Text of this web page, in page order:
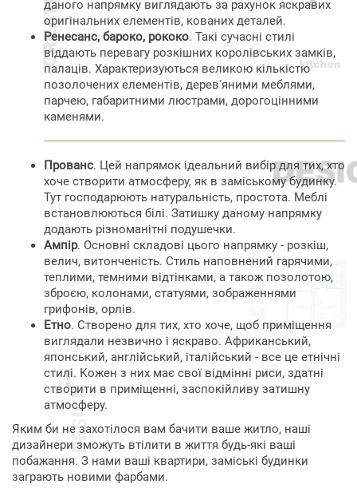
даного напрямку виглядають за рахунок яскравих
оригінальних елементів, кованих деталей.
Ренесанс, бароко, рококо. Такі сучасні стилі
віддають перевагу розкішних королівських замків,
палаців. Характеризуються великою кількістю
позолочених елементів, дерев'яними меблями,
парчею, габаритними люстрами, дорогоцінними
каменями.
Прованс. Цей напрямок ідеальний вибір для тих, хто
хоче створити атмосферу, як в заміському будинку.
Тут господарюють натуральність, простота. Меблі
встановлюються білі. Затишку даному напрямку
додають різноманітні подушечки.
Ампір. Основні складові цього напрямку - розкіш,
велич, витонченість. Стиль наповнений гарячими,
теплими, темними відтінками, а також позолотою,
зброєю, колонами, статуями, зображеннями
грифонів, орлів.
Етно. Створено для тих, хто хоче, щоб приміщення
виглядали незвично і яскраво. Африканський,
японський, англійський, італійський - все це етнічні
стилі. Кожен з них має свої відмінні риси, здатні
створити в приміщенні, заспокійливу затишну
атмосферу.
Яким би не захотілося вам бачити ваше житло, наші
дизайнери зможуть втілити в життя будь-які ваші
побажання. З нами ваші квартири, заміські будинки
заграють новими фарбами.